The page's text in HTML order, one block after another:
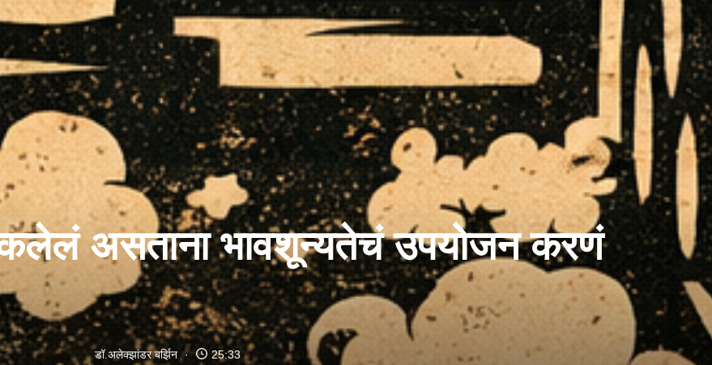
असताना भावशून्यतेचं उपयोजन करणं
डॉ.अलेक्झांडर बर्झिन 25:33